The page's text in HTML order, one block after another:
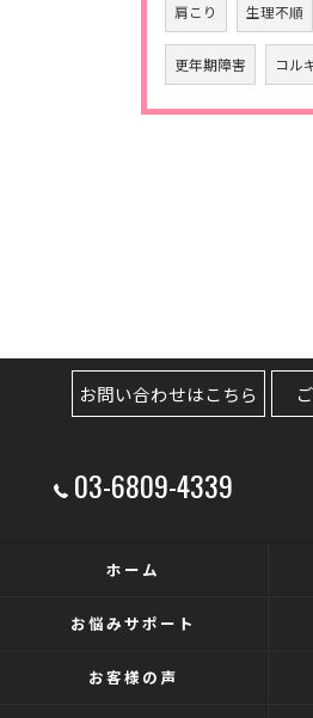
肩こり 生理不順
更年期障害 コル
03-6809-4339
お問い合わせはこちら
ホーム
お悩みサポート
お客様の声